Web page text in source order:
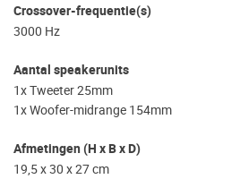
Crossover-frequentie(s)
3000 Hz
Aantal speakerunits
1x Tweeter 25mm
1x Woofer-midrange 154mm
Afmetingen (H x B x D)
19,5 x 30 x 27 cm